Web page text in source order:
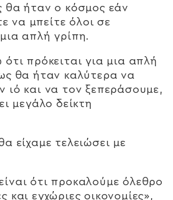
θα ήταν ο κόσμος εάν
να μπείτε όλοι σε
απλή γρίπη.
πρόκειται για μια απλή
θα ήταν καλύτερα να
ιό και να τον ξεπεράσουμε,
μεγάλο δείκτη
είχαμε τελειώσει με
ότι προκαλούμε όλεθρο
και εγχώριες οικονομίες»,